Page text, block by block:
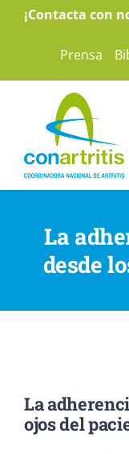
Saltar¡Contacta con
Prensa
Noticias
La
desde
La
ojos del